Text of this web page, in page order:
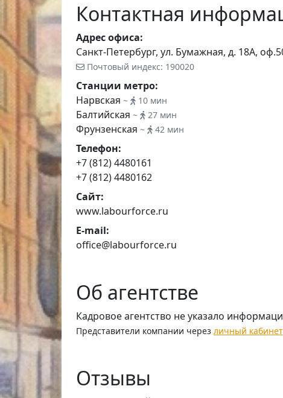
Контактная
Адрес офиса:
Санкт-Петербург, ул. Бумажная, д. 18А,
Почтовый индекс: 190020
Станции метро:
Нарвская ~ 10 мин
Балтийская ~ 27 мин
Фрунзенская ~ 42 мин
Телефон:
+7 (812) 4480161
+7 (812) 4480162
Сайт:
www.labourforce.ru
E-mail:
office@labourforce.ru
Об агентстве
Кадровое агентство не указало
Представители компании через личный кабинет
Отзывы